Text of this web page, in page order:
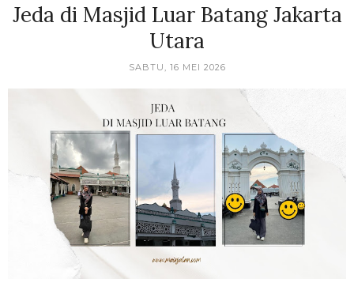
Jeda di Masjid Luar Batang Jakarta
Utara
SABTU, 16 MEI 2026